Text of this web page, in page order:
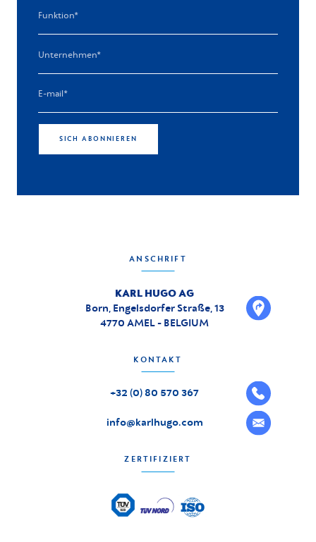
SICH ABONNIEREN
ANSCHRIFT
KARL HUGO AG
Born, Engelsdorfer Straße, 13
4770 AMEL - BELGIUM
KONTAKT
+32 (0) 80 570 367
info@karlhugo.com
ZERTIFIZIERT